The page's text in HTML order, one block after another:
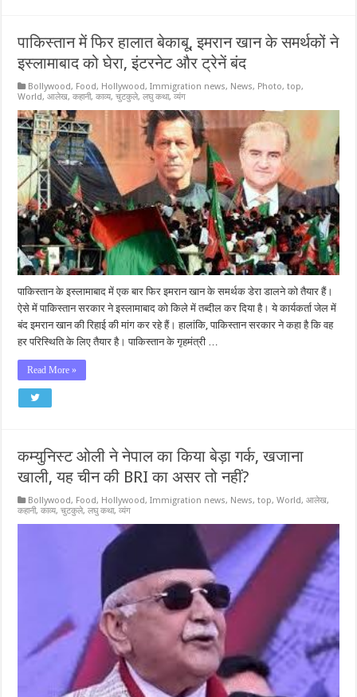
पाकिस्तान में फिर हालात बेकाबू, इमरान खान के समर्थकों ने
इस्लामाबाद को घेरा, इंटरनेट और ट्रेनें बंद
Bollywood, Food, Hollywood,Immigration news, News, Photo,top,
World,आलेख,कहानी,काव्य,चुटकुले,लघु कथा,व्यंग
पाकिस्तान के इस्लामाबाद में एक बार फिर इमरान खान के समर्थक डेरा डालने को तैयार हैं।
ऐसे में पाकिस्तान सरकार ने इस्लामाबाद को किले में तब्दील कर दिया है। ये कार्यकर्ता जेल में
बंद इमरान खान की रिहाई की मांग कर रहे हैं। हालांकि, पाकिस्तान सरकार ने कहा है कि वह
हर परिस्थिति के लिए तैयार है। पाकिस्तान के गृहमंत्री …
Read More »
कम्युनिस्ट ओली ने नेपाल का किया बेड़ा गर्क, खजाना
खाली, यह चीन की BRI का असर तो नहीं?
Bollywood, Food, Hollywood,Immigration news, News,top,World,आलेख,
कहानी,काव्य,चुटकुले,लघु कथा,व्यंग